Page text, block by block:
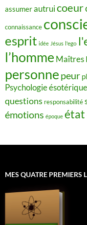
assumerautruicoeur
connaissance
esprit idée Jésus l'ego
l’homme Maîtres
personne peur
Psychologie ésotérique
questions responsabilité
émotions époque état
MES QUATRE PREMIERS